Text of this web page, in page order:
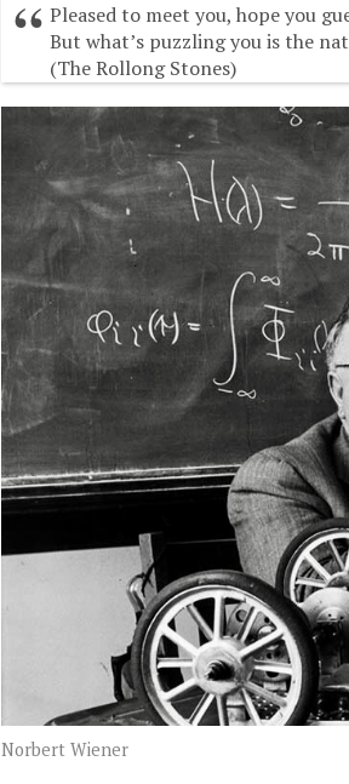
Pleased to meet you, hope you
But what’s puzzling you is the
(The Rollong Stones)
Norbert Wiener